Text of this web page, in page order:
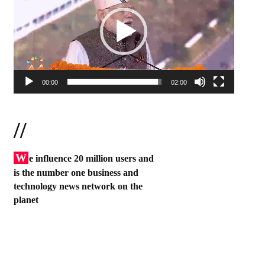
00:00 02:00
//
W e influence 20 million users and
is the number one business and
technology news network on the
planet